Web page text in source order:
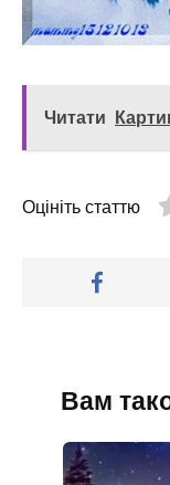
Читати
Оцініть статтю
Вам